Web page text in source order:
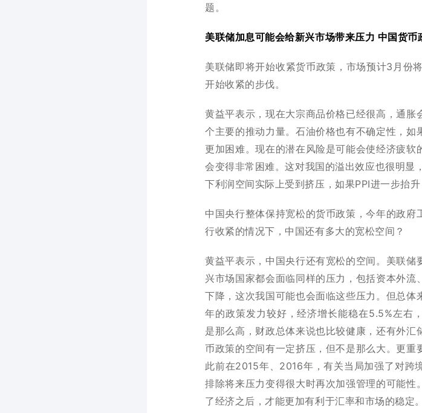
题。
美联储加息可能会给新兴市场带来压力 中国货币
美联储即将开始收紧货币政策，市场预计3月份
开始收紧的步伐。
黄益平表示，现在大宗商品价格已经很高，通
个主要的推动力量。石油价格也有不确定性，
更加困难。现在的潜在风险是可能会使经济疲
会变得非常困难。这对我国的溢出效应也很明显
下利润空间实际上受到挤压，如果PPI进一步抬升
中国央行整体保持宽松的货币政策，今年的政
行收紧的情况下，中国还有多大的宽松空间？
黄益平表示，中国央行还有宽松的空间。美联
兴市场国家都会面临同样的压力，包括资本外
下降，这次我国可能也会面临这些压力。但总
年的政策发力较好，经济增长能稳在5.5%左右
是那么高，财政总体来说也比较健康，还有外
币政策的空间有一定挤压，但不是那么大。更重
此前在2015年、2016年，有关当局加强了对跨
排除将来压力变得很大时再次加强管理的可能
了经济之后，才能更加有利于汇率和市场的稳定。